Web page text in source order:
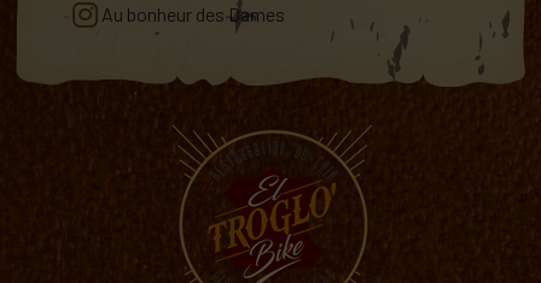
Au bonheur des Dames